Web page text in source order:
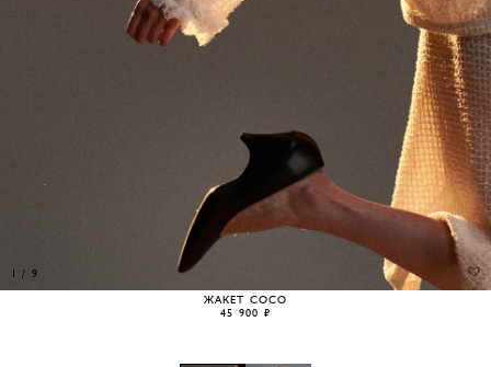
1 / 9
ЖАКЕТ COCO
45 900 ₽